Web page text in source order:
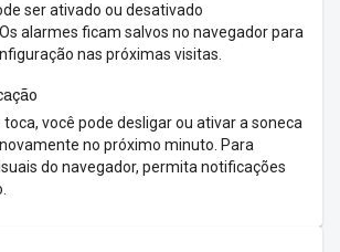
ser ativado ou desativado
alarmes ficam salvos no navegador para
nas próximas visitas.
você pode desligar ou ativar a soneca
no próximo minuto. Para
do navegador, permita notificações